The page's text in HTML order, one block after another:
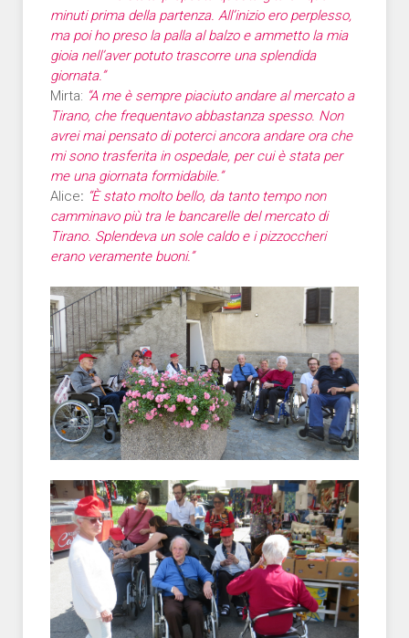
minuti prima della partenza. All’inizio ero perplesso,
ma poi ho preso la palla al balzo e ammetto la mia
gioia nell’aver potuto trascorre una splendida
giornata.”
Mirta: “A me è sempre piaciuto andare al mercato a
Tirano, che frequentavo abbastanza spesso. Non
avrei mai pensato di poterci ancora andare ora che
mi sono trasferita in ospedale, per cui è stata per
me una giornata formidabile.”
Alice: “È stato molto bello, da tanto tempo non
camminavo più tra le bancarelle del mercato di
Tirano. Splendeva un sole caldo e i pizzoccheri
erano veramente buoni.”